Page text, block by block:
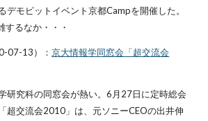
デモピットイベント京都Campを開催した。
るなか・・・
07-13）：京大情報学同窓会「超交流会
研究科の同窓会が熱い。6月27日に定時総会
超交流会2010」は、元ソニーCEOの出井伸